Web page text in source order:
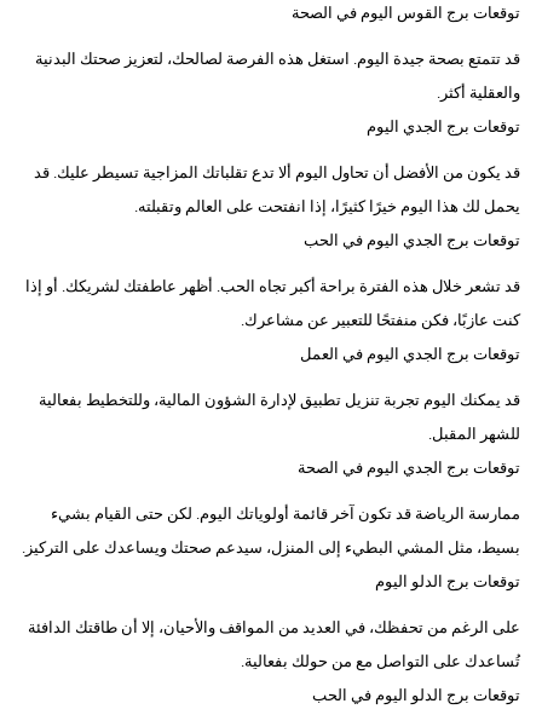
توقعات برج القوس اليوم في الصحة
قد تتمتع بصحة جيدة اليوم. استغل هذه الفرصة لصالحك، لتعزيز صحتك البدنية
والعقلية أكثر.
توقعات برج الجدي اليوم
قد يكون من الأفضل أن تحاول اليوم ألا تدع تقلباتك المزاجية تسيطر عليك. قد
يحمل لك هذا اليوم خيرًا كثيرًا، إذا انفتحت على العالم وتقبلته.
توقعات برج الجدي اليوم في الحب
قد تشعر خلال هذه الفترة براحة أكبر تجاه الحب. أظهر عاطفتك لشريكك. أو إذا
كنت عازبًا، فكن منفتحًا للتعبير عن مشاعرك.
توقعات برج الجدي اليوم في العمل
قد يمكنك اليوم تجربة تنزيل تطبيق لإدارة الشؤون المالية، وللتخطيط بفعالية
للشهر المقبل.
توقعات برج الجدي اليوم في الصحة
​​ممارسة الرياضة قد تكون آخر قائمة أولوياتك اليوم. لكن حتى القيام بشيء
بسيط، مثل المشي البطيء إلى المنزل، سيدعم صحتك ويساعدك على التركيز.
توقعات برج الدلو اليوم
على الرغم من تحفظك، في العديد من المواقف والأحيان، إلا أن طاقتك الدافئة
تُساعدك على التواصل مع من حولك بفعالية.
توقعات برج الدلو اليوم في الحب